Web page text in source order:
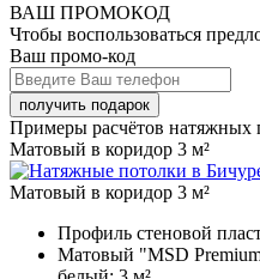
ВАШ ПРОМОКОД
Чтобы воспользоваться
Ваш промо-код
Примеры расчётов натяжных
Матовый в коридор 3 м²
Матовый в коридор 3 м²
Профиль стеновой
Матовый "MSD